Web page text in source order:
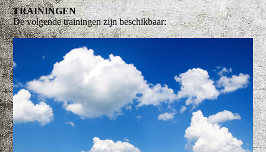
TRAININGEN
De volgende trainingen zijn beschikbaar: